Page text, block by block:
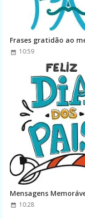
Frases gratidão ao
10:59
Mensagens
10:28